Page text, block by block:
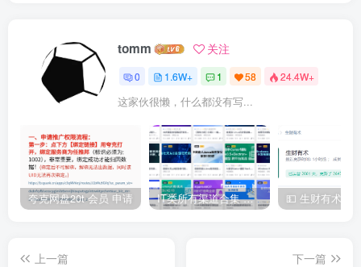
tomm 关注
0 1.6W+ 1 58 24.4W+
这家伙很懒，什么都没有写...
夸克网盘20t 会员 申请 IT类所有渠道合集 持续日更，目前近四千多条资源 年费用户微信私信获取权限
上一篇
下一篇